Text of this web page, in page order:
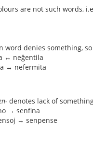
are not such words,
word denies something,
↔ neĝentila
↔ nefermita
denotes lack of
→ senfina
→ senpense